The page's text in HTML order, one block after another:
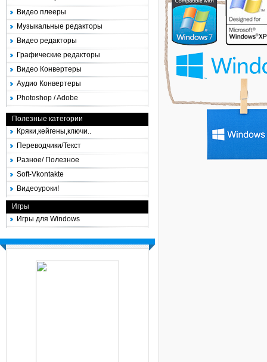
Видео плееры
Музыкальные редакторы
Видео редакторы
Графические редакторы
Видео Конвертеры
Аудио Конвертеры
Photoshop / Adobe
Полезные категории
Кряки,кейгены,ключи..
Переводчики/Текст
Разное/ Полезное
Soft-Vkontakte
Видеоуроки!
Игры
Игры для Windows